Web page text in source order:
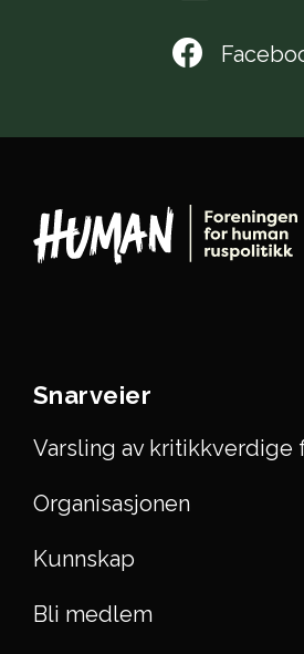
Snarveier
Varsling av kritikkverdige
Organisasjonen
Kunnskap
Bli medlem